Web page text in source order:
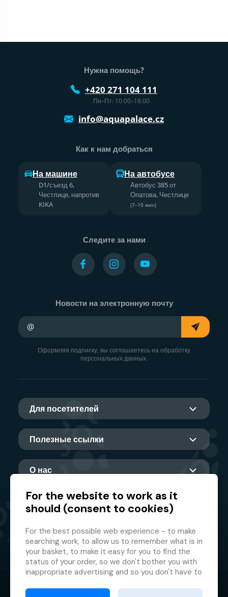
Нижний колонтитул веб-сайта
Нужна помощь?
+420 271 104 111
Пн–Пт: 10:00–18:00
info@aquapalace.cz
Как к нам добраться
На машине
D1/съезд 6,
Честлице, напротив
KIKA
На автобусе
Автобус 385 от
Опатова, Честлице
(7–10 мин)
Следите за нами
Новости на электронную почту
Оформляя подписку, вы соглашаетесь на обработку
персональных данных.
Для посетителей
Полезные ссылки
О нас
Главный партнер
© 2026 GMF Aquapark Prague, a.s.
For the website to work as it
should (consent to cookies)
For the best possible web experience - to make
searching work, to allow us to remember what is in
your basket, to make it easy for you to find the
status of your order, so we don't bother you with
inappropriate advertising and so you don't have to